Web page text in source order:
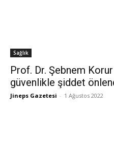
Sağlık
Prof. Dr. Şebnem Korur
güvenlikle şiddet
Jineps Gazetesi - 1 Ağustos 2022